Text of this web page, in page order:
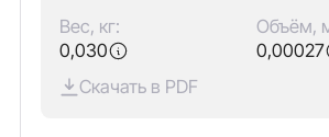
Вес, кг:
0,030
Объём,
0,00027
Скачать в PDF